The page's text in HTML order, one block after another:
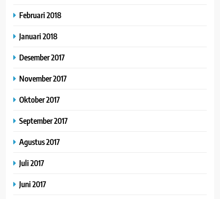
Februari 2018
Januari 2018
Desember 2017
November 2017
Oktober 2017
September 2017
Agustus 2017
Juli 2017
Juni 2017